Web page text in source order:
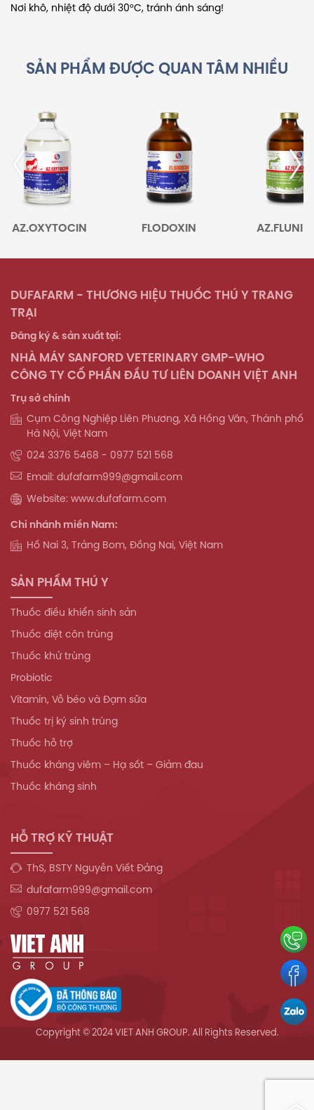
Nơi khô, nhiệt độ dưới 30°C, tránh ánh sáng!
SẢN PHẨM ĐƯỢC QUAN TÂM NHIỀU
FLODOXIN AZ.FLUNIXIN
DUFAFARM - THƯƠNG HIỆU THUỐC THÚ Y TRANG
TRẠI
Đăng ký & sản xuất tại:
NHÀ MÁY SANFORD VETERINARY GMP-WHO
CÔNG TY CỔ PHẦN ĐẦU TƯ LIÊN DOANH VIỆT ANH
Trụ sở chính
Cụm Công Nghiệp Liên Phương, Xã Hồng Vân, Thành phố
Hà Nội, Việt Nam
024 3376 5468 - 0977 521 568
Email: dufafarm999@gmail.com
Website: www.dufafarm.com
Chi nhánh miền Nam:
Hố Nai 3, Trảng Bom, Đồng Nai, Việt Nam
SẢN PHẨM THÚ Y
Thuốc điều khiển sinh sản
Thuốc diệt côn trùng
Thuốc khử trùng
Probiotic
Vitamin, Vỗ béo và Đạm sữa
Thuốc trị ký sinh trùng
Thuốc hỗ trợ
Thuốc kháng viêm – Hạ sốt – Giảm đau
Thuốc kháng sinh
HỖ TRỢ KỸ THUẬT
ThS, BSTY Nguyễn Viết Đảng
dufafarm999@gmail.com
0977 521 568
Copyright © 2024 VIET ANH GROUP. All Rights Reserved.